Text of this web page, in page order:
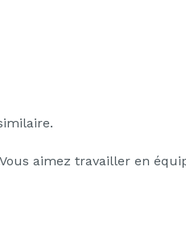
aimez travailler en